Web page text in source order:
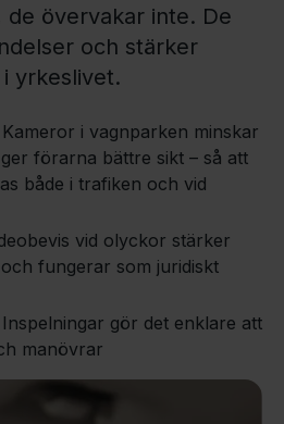
de övervakar inte. De
och stärker
yrkeslivet.
i vagnparken minskar
förarna bättre sikt – så att
både i trafiken och vid
vid olyckor stärker
fungerar som juridiskt
Inspelningar gör det enklare att
manövrar